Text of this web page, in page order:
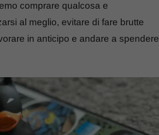
comprare qualcosa e
al meglio, evitare di fare brutte
in anticipo e andare a spendere